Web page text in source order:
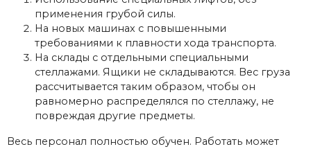
применения грубой силы.
На новых машинах с повышенными
требованиями к плавности хода транспорта.
На склады с отдельными специальными
стеллажами. Ящики не складываются. Вес груза
рассчитывается таким образом, чтобы он
равномерно распределялся по стеллажу, не
повреждая другие предметы.
Весь персонал полностью обучен. Работать может